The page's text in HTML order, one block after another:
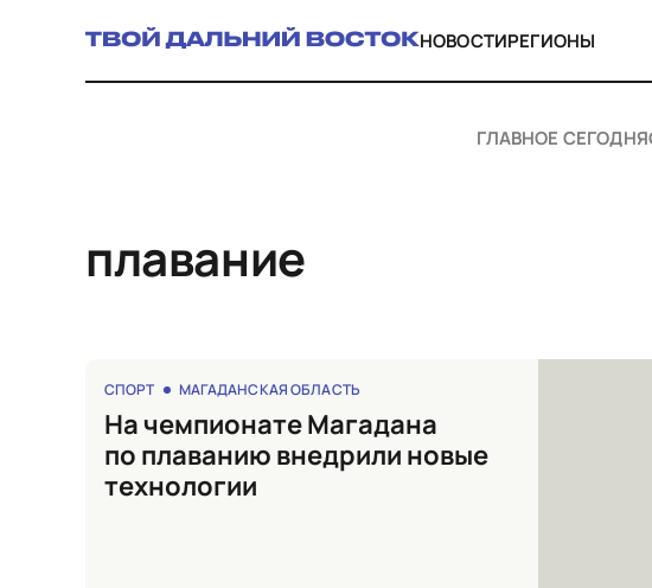
НОВОСТИРЕГИОНЫ
ГЛАВНОЕ СЕГОДНЯ
плавание
СПОРТ МАГАДАНСКАЯ ОБЛАСТЬ
на чемпионате Магадана
по плаванию внедрили новые
технологии